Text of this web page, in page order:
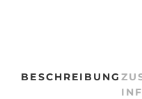
BESCHREIBUNG